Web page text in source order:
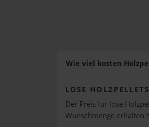
Wie viel kosten
LOSE HOLZPELLETS
Der Preis für lose
Wunschmenge erhalten